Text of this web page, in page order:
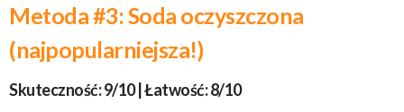
Metoda #3: Soda oczyszczona
(najpopularniejsza!)
Skuteczność: 9/10 | Łatwość: 8/10